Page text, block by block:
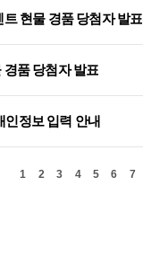
현물 경품 당첨자 발표
품 당첨자 발표
인정보 입력 안내
1 2 3 4 5 6 7